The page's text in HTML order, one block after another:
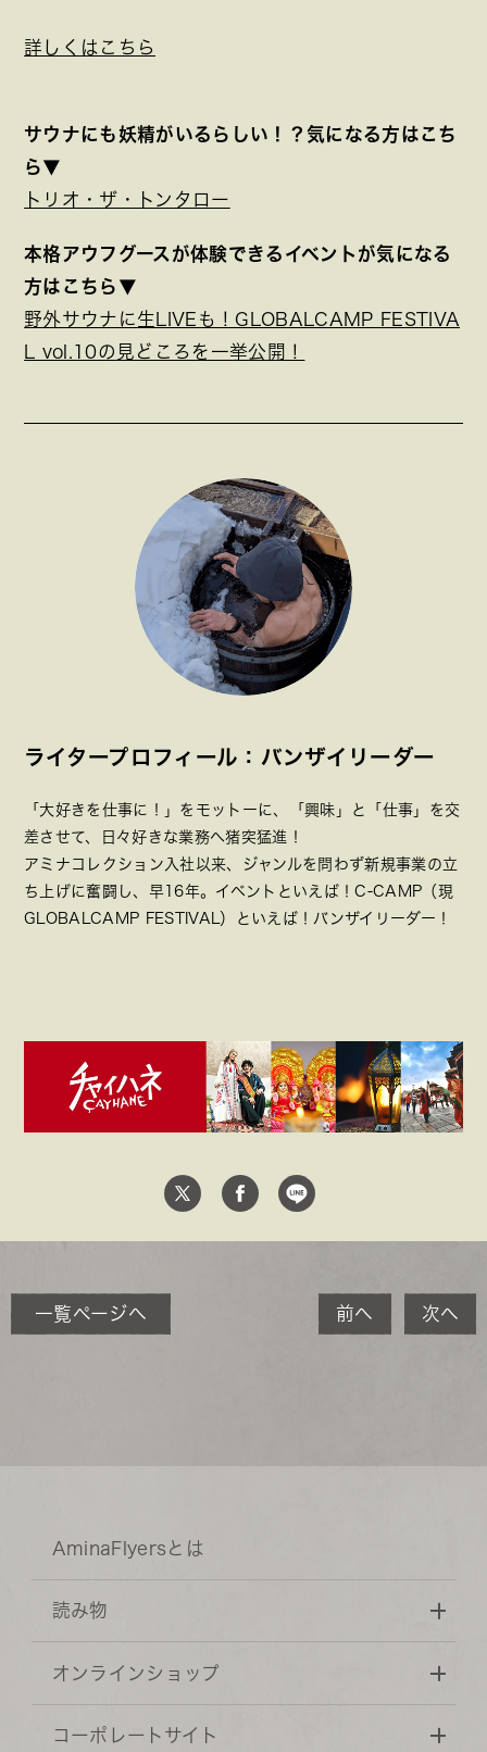
詳しくはこちら
サウナにも妖精がいるらしい！？気になる方はこち
ら▼
トリオ・ザ・トンタロー
本格アウフグースが体験できるイベントが気になる
方はこちら▼
野外サウナに生LIVEも！GLOBALCAMP FESTIVA
L vol.10の見どころを一挙公開！
ライタープロフィール：バンザイリーダー
「大好きを仕事に！」をモットーに、「興味」と「仕事」を交
差させて、日々好きな業務へ猪突猛進！
アミナコレクション入社以来、ジャンルを問わず新規事業の立
ち上げに奮闘し、早16年。イベントといえば！C-CAMP（現
GLOBALCAMP FESTIVAL）といえば！バンザイリーダー！
一覧ページへ 前へ 次へ
AminaFlyersとは
読み物
オンラインショップ
コーポレートサイト